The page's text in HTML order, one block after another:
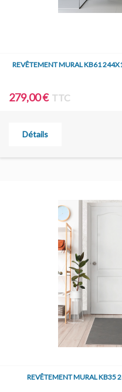
REVÊTEMENT MURAL KB61
279,00 € TTC
Détails
REVÊTEMENT MURAL KB35